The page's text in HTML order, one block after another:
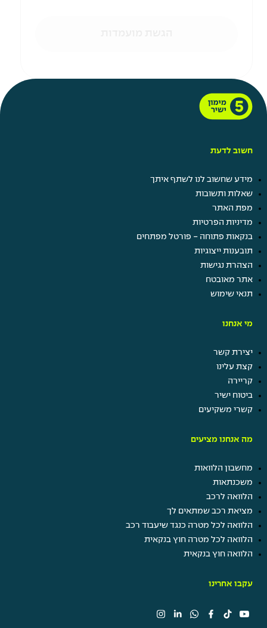
חשוב לדעת
מידע שחשוב לנו לשתף איתך
שאלות ותשובות
מפת האתר
מדיניות הפרטיות
בנקאות פתוחה - פורטל מפתחים
תובענות ייצוגיות
הצהרת נגישות
אתר מאובטח
תנאי שימוש
מי אנחנו
יצירת קשר
קצת עלינו
קריירה
ביטוח ישיר
קשרי משקיעים
מה אנחנו מציעים
מחשבון הלוואות
משכנתאות
הלוואה לרכב
מציאת רכב שמתאים לך
הלוואה לכל מטרה כנגד שיעבוד רכב
הלוואה לכל מטרה חוץ בנקאית
הלוואה חוץ בנקאית
עקבו אחרינו